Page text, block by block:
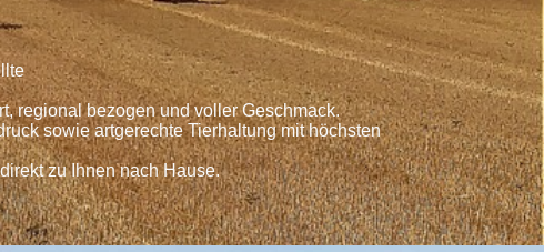
regional bezogen und voller Geschmack.
sowie artgerechte Tierhaltung mit höchsten
zu Ihnen nach Hause.